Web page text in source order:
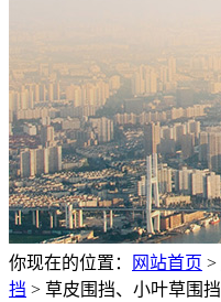
你现在的位置： 网站首页 >
挡 > 草皮围挡、小叶草围挡